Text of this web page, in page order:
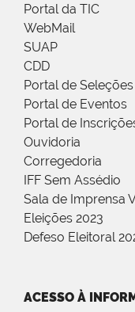
Portal da TIC
WebMail
SUAP
CDD
Portal de Seleções
Portal de Eventos
Portal de
Ouvidoria
Corregedoria
IFF Sem Assédio
Sala de Imprensa
Eleições 2023
Defeso Eleitoral
ACESSO À